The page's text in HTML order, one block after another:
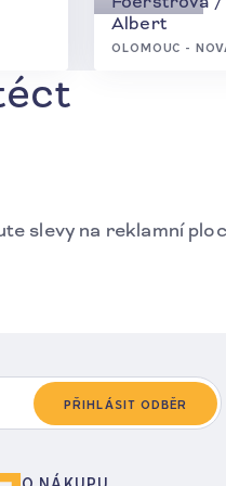
Albert
OLOMOUC -
slevy na reklamní
PŘIHLÁSIT ODBĚR